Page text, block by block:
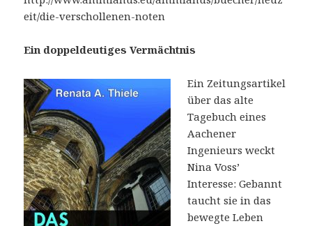
eit/die-verschollenen-noten
Ein doppeldeutiges Vermächtnis
Ein Zeitungsartikel
über das alte
Tagebuch eines
Aachener
Ingenieurs weckt
Nina Voss’
Interesse: Gebannt
taucht sie in das
bewegte Leben